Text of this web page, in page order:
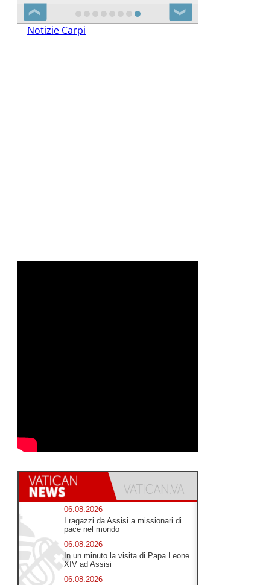
❮ ❯
Notizie Carpi
06.08.2026
I ragazzi da Assisi a missionari di
pace nel mondo
06.08.2026
In un minuto la visita di Papa Leone
XIV ad Assisi
06.08.2026